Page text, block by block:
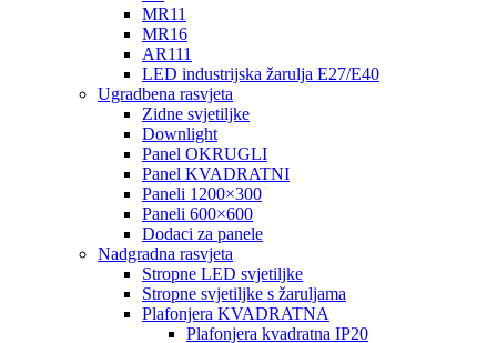
MR11
MR16
AR111
LED industrijska žarulja E27/E40
Ugradbena rasvjeta
Zidne svjetiljke
Downlight
Panel OKRUGLI
Panel KVADRATNI
Paneli 1200×300
Paneli 600×600
Dodaci za panele
Nadgradna rasvjeta
Stropne LED svjetiljke
Stropne svjetiljke s žaruljama
Plafonjera KVADRATNA
Plafonjera kvadratna IP20